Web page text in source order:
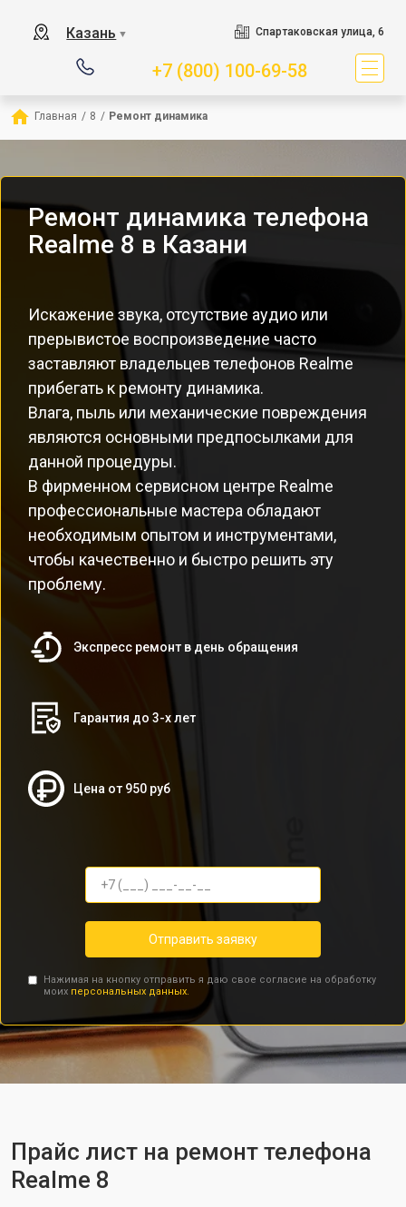
Казань ▼ Спартаковская улица, 6
+7 (800) 100-69-58
Главная / 8 / Ремонт динамика
Ремонт динамика телефона
Realme 8 в Казани
Искажение звука, отсутствие аудио или
прерывистое воспроизведение часто
заставляют владельцев телефонов Realme
прибегать к ремонту динамика.
Влага, пыль или механические повреждения
являются основными предпосылками для
данной процедуры.
В фирменном сервисном центре Realme
профессиональные мастера обладают
необходимым опытом и инструментами,
чтобы качественно и быстро решить эту
проблему.
Экспресс ремонт в день обращения
Гарантия до 3-х лет
Цена от 950 руб
Отправить заявку
Нажимая на кнопку отправить я даю свое согласие на обработку
моих персональных данных.
Прайс лист на ремонт телефона
Realme 8